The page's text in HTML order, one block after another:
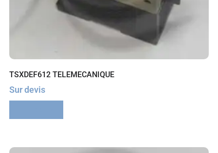
TSXDEF612 TELEMECANIQUE
Sur devis